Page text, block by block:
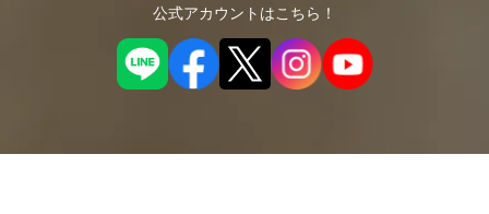
公式アカウントはこちら！